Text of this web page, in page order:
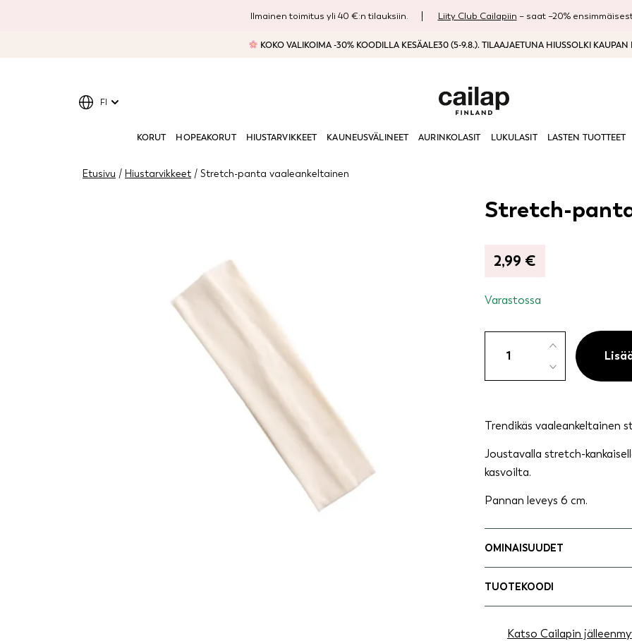
Ilmainen toimitus yli 40 €:n tilauksiin. Liity Club Cailapiin – saat –20%
KOKO VALIKOIMA -30% KOODILLA KESÄALE30 (5-9.8.). TILAAJAETUNA HIUSSOLKI KAUPAN
KORUT HOPEAKORUT HIUSTARVIKKEET KAUNEUSVÄLINEET AURINKOLASIT LUKULASIT LASTEN TUOTTEET
FI
Etusivu / Hiustarvikkeet / Stretch-panta vaaleankeltainen
Stretch-
2,99 €
Varastossa
panta
vaaleankeltainen
Trendikäs vaaleankeltainen
Joustavalla stretch-
kasvoilta.
Pannan leveys 6 cm.
OMINAISUUDET
TUOTEKOODI
Katso Cailapin